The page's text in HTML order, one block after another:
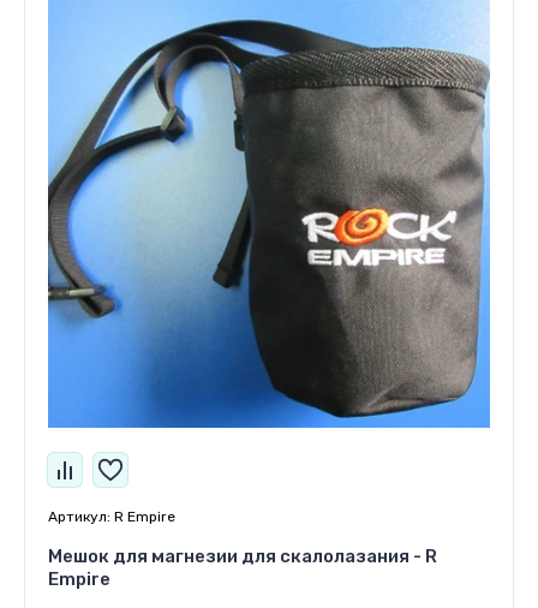
Артикул: R Empire
Мешок для магнезии для скалолазания - R
Empire